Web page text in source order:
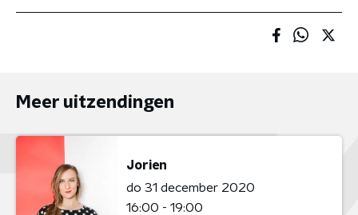
Meer uitzendingen
Jorien
do 31 december 2020
16:00 - 19:00